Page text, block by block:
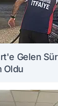
Gelen
Oldu